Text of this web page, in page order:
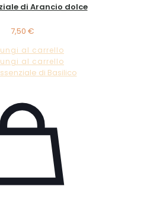
di Arancio dolce
7,50 €
al carrello
al carrello